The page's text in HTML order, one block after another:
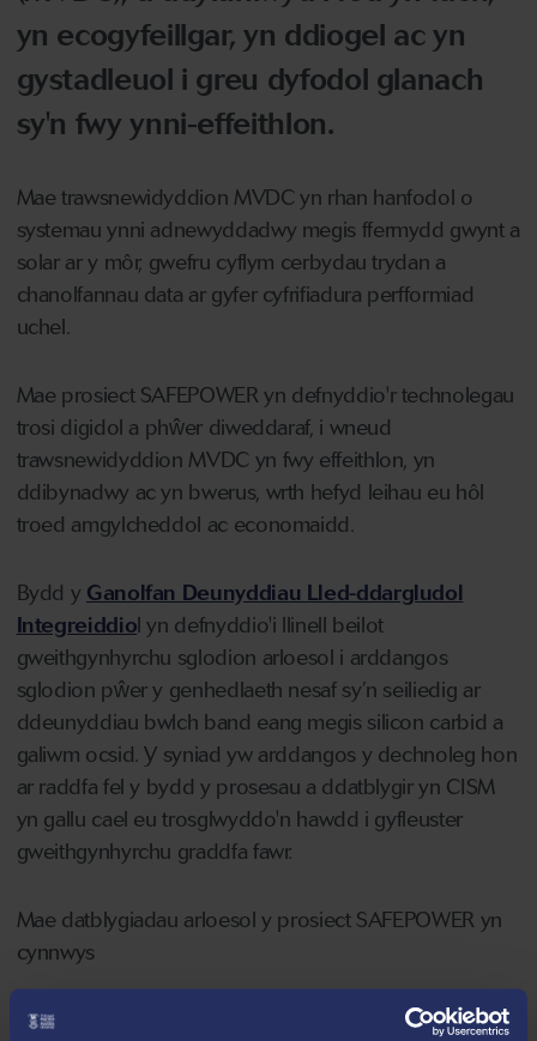
yn ecogyfeillgar, yn ddiogel ac yn
gystadleuol i greu dyfodol glanach
sy'n fwy ynni-effeithlon.
Mae trawsnewidyddion MVDC yn rhan hanfodol o
systemau ynni adnewyddadwy megis ffermydd gwynt a
solar ar y môr, gwefru cyflym cerbydau trydan a
chanolfannau data ar gyfer cyfrifiadura perfformiad
uchel.
Mae prosiect SAFEPOWER yn defnyddio'r technolegau
trosi digidol a phŵer diweddaraf, i wneud
trawsnewidyddion MVDC yn fwy effeithlon, yn
ddibynadwy ac yn bwerus, wrth hefyd leihau eu hôl
troed amgylcheddol ac economaidd.
Bydd y Ganolfan Deunyddiau Lled-ddargludol
Integreiddiol yn defnyddio'i llinell beilot
gweithgynhyrchu sglodion arloesol i arddangos
sglodion pŵer y genhedlaeth nesaf sy’n seiliedig ar
ddeunyddiau bwlch band eang megis silicon carbid a
galiwm ocsid. Y syniad yw arddangos y dechnoleg hon
ar raddfa fel y bydd y prosesau a ddatblygir yn CISM
yn gallu cael eu trosglwyddo'n hawdd i gyfleuster
gweithgynhyrchu graddfa fawr.
Mae datblygiadau arloesol y prosiect SAFEPOWER yn
cynnwys
Deunyddiau Uwch: Mae'r prosiect yn defnyddio